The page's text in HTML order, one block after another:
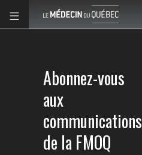
Abonnez-vous
aux
communications
de la FMOQ